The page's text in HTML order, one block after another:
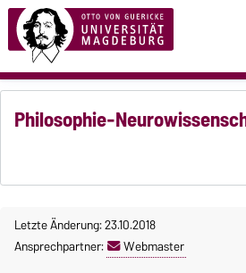
Philosophie-
Letzte Änderung: 23.10.2018
Ansprechpartner:
Webmaster